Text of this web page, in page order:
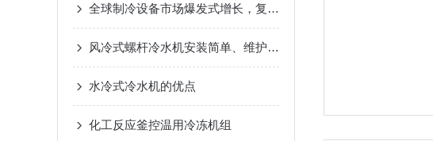
全球制冷设备市场爆发式增长，复叠式制冷机组国产替代加速下的破局者！
风冷式螺杆冷水机安装简单、维护简便
水冷式冷水机的优点
化工反应釜控温用冷冻机组